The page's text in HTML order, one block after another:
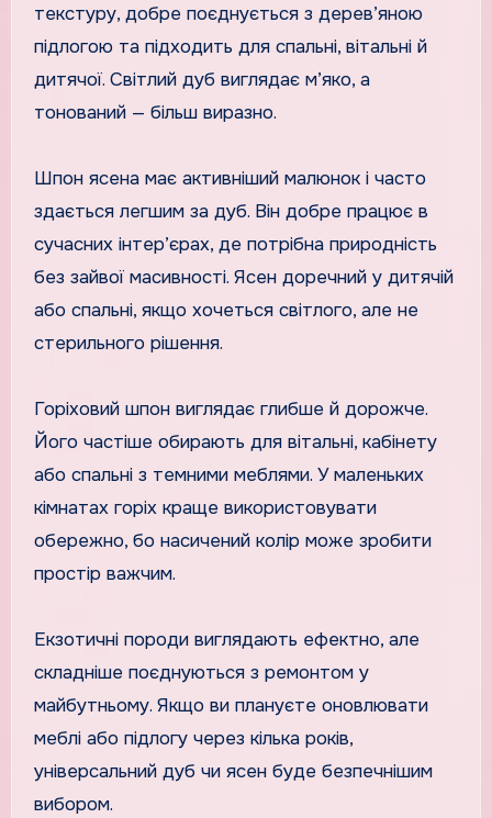
текстуру, добре поєднується з дерев’яною
підлогою та підходить для спальні, вітальні й
дитячої. Світлий дуб виглядає м’яко, а
тонований — більш виразно.
Шпон ясена має активніший малюнок і часто
здається легшим за дуб. Він добре працює в
сучасних інтер’єрах, де потрібна природність
без зайвої масивності. Ясен доречний у дитячій
або спальні, якщо хочеться світлого, але не
стерильного рішення.
Горіховий шпон виглядає глибше й дорожче.
Його частіше обирають для вітальні, кабінету
або спальні з темними меблями. У маленьких
кімнатах горіх краще використовувати
обережно, бо насичений колір може зробити
простір важчим.
Екзотичні породи виглядають ефектно, але
складніше поєднуються з ремонтом у
майбутньому. Якщо ви плануєте оновлювати
меблі або підлогу через кілька років,
універсальний дуб чи ясен буде безпечнішим
вибором.